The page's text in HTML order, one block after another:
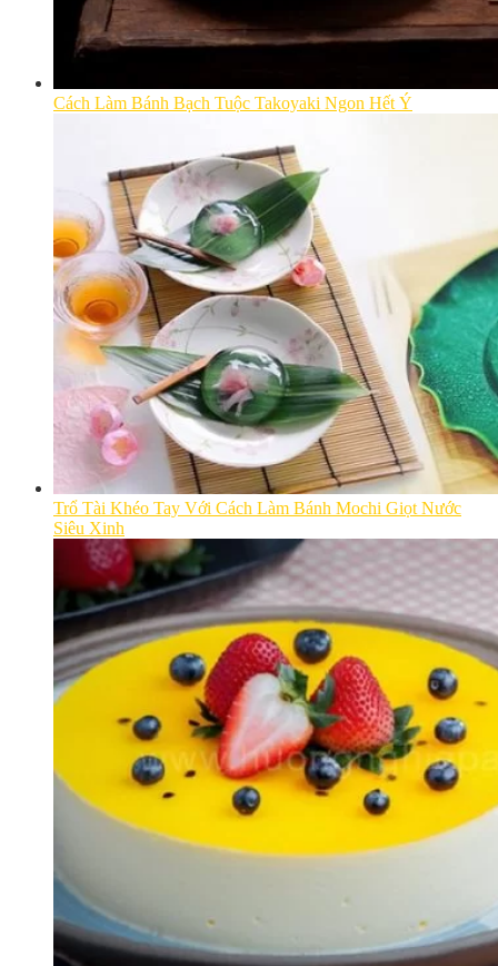
Cách Làm Bánh Bạch Tuộc Takoyaki Ngon Hết Ý
Trổ Tài Khéo Tay Với Cách Làm Bánh Mochi Giọt Nước
Siêu Xinh